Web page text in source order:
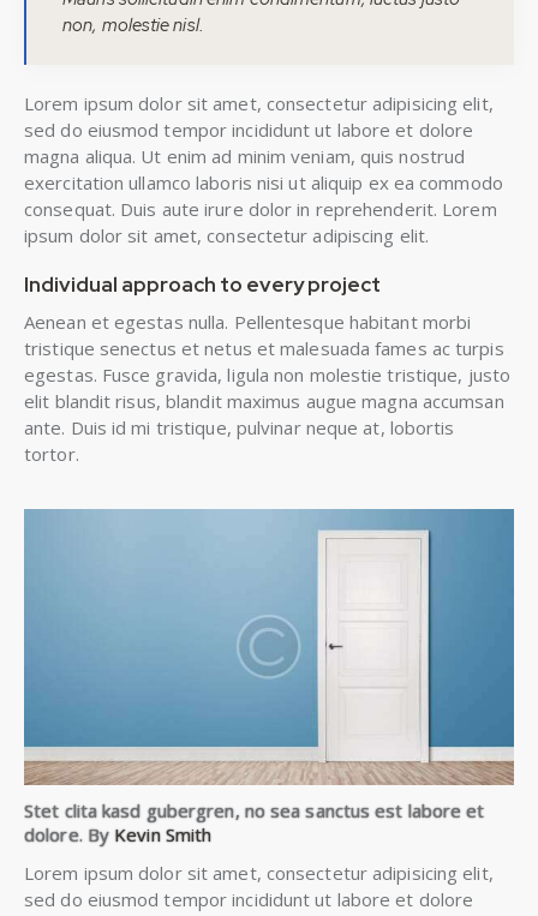
non, molestie nisl.
Lorem ipsum dolor sit amet, consectetur adipisicing elit,
sed do eiusmod tempor incididunt ut labore et dolore
magna aliqua. Ut enim ad minim veniam, quis nostrud
exercitation ullamco laboris nisi ut aliquip ex ea commodo
consequat. Duis aute irure dolor in reprehenderit. Lorem
ipsum dolor sit amet, consectetur adipiscing elit.
Individual approach to every project
Aenean et egestas nulla. Pellentesque habitant morbi
tristique senectus et netus et malesuada fames ac turpis
egestas. Fusce gravida, ligula non molestie tristique, justo
elit blandit risus, blandit maximus augue magna accumsan
ante. Duis id mi tristique, pulvinar neque at, lobortis
tortor.
Stet clita kasd gubergren, no sea sanctus est labore et
dolore. By Kevin Smith
Lorem ipsum dolor sit amet, consectetur adipisicing elit,
sed do eiusmod tempor incididunt ut labore et dolore